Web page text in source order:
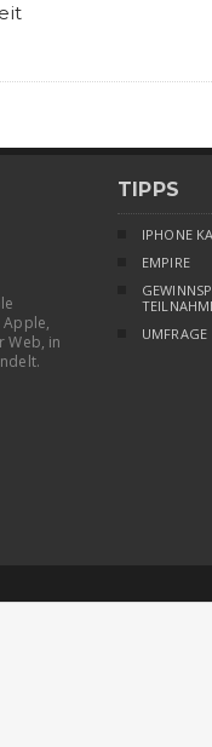
Apple,
Web, in
TIPPS
IPHONE
EMPIRE
UMFRAGE